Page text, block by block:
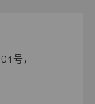
号，